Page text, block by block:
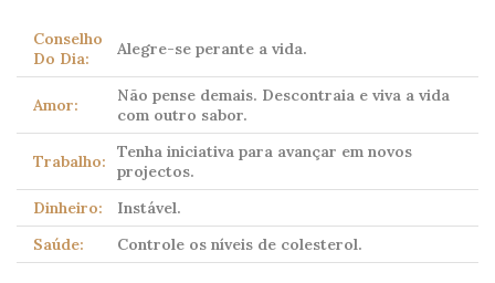
Conselho
Do Dia:
Alegre-se perante a vida.
Amor:
Não pense demais. Descontraia e viva a vida
com outro sabor.
Trabalho:
Tenha iniciativa para avançar em novos
projectos.
Dinheiro:
Instável.
Saúde:
Controle os níveis de colesterol.